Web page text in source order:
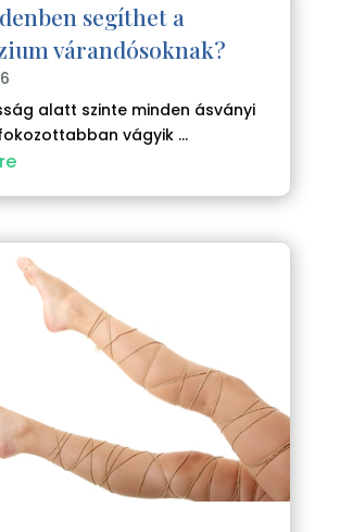
segíthet a
várandósoknak?
alatt szinte minden ásványi
vágyik ...